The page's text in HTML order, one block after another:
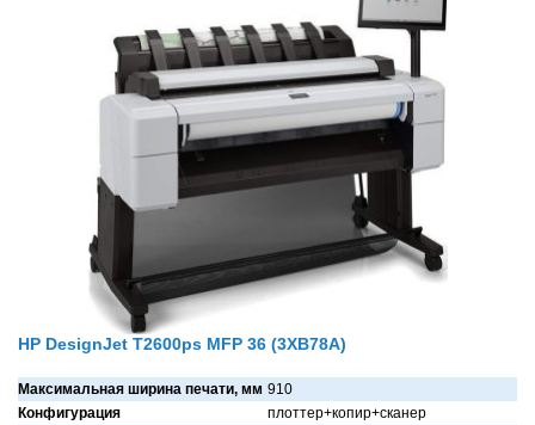
HP DesignJet T2600ps MFP 36 (3XB78A)
Максимальная ширина печати, мм 910
Конфигурация
плоттер+копир+скaнер